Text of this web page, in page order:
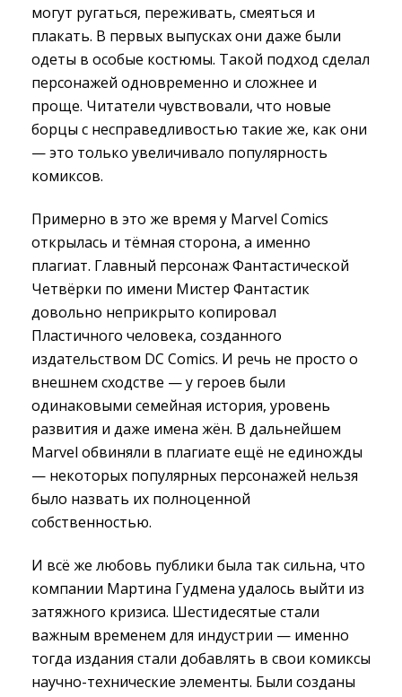
могут ругаться, переживать, смеяться и
плакать. В первых выпусках они даже были
одеты в особые костюмы. Такой подход сделал
персонажей одновременно и сложнее и
проще. Читатели чувствовали, что новые
борцы с несправедливостью такие же, как они
— это только увеличивало популярность
комиксов.
Примерно в это же время у Marvel Comics
открылась и тёмная сторона, а именно
плагиат. Главный персонаж Фантастической
Четвёрки по имени Мистер Фантастик
довольно неприкрыто копировал
Пластичного человека, созданного
издательством DC Comics. И речь не просто о
внешнем сходстве — у героев были
одинаковыми семейная история, уровень
развития и даже имена жён. В дальнейшем
Marvel обвиняли в плагиате ещё не единожды
— некоторых популярных персонажей нельзя
было назвать их полноценной
собственностью.
И всё же любовь публики была так сильна, что
компании Мартина Гудмена удалось выйти из
затяжного кризиса. Шестидесятые стали
важным временем для индустрии — именно
тогда издания стали добавлять в свои комиксы
научно-технические элементы. Были созданы